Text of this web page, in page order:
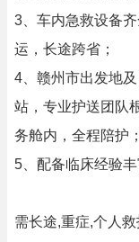
3、车内急救设备
运，长途跨省；
4、赣州市出发地
站，专业护送团队
务舱内，全程陪护；
5、配备临床经验
需长途,重症,个人